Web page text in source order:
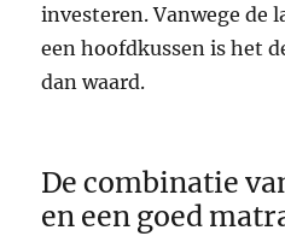
investeren. Vanwege de
een hoofdkussen is het
dan waard.
De combinatie
en een goed